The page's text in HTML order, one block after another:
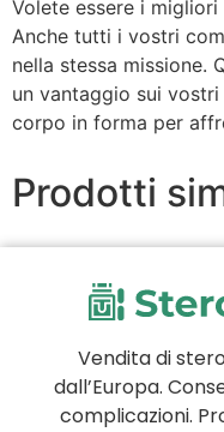
Volete essere i
Anche tutti i vostri
nella stessa missione.
un vantaggio sui
corpo in forma per
Prodotti
Vendita di
dall’Europa.
complicazioni.